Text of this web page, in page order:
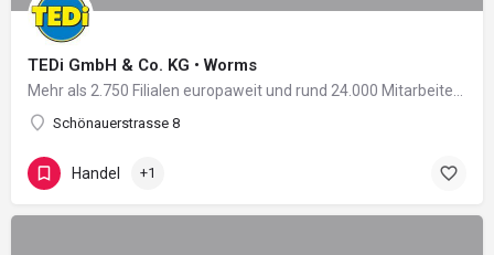
TEDi GmbH & Co. KG • Worms
Schönauerstrasse 8
Handel +1